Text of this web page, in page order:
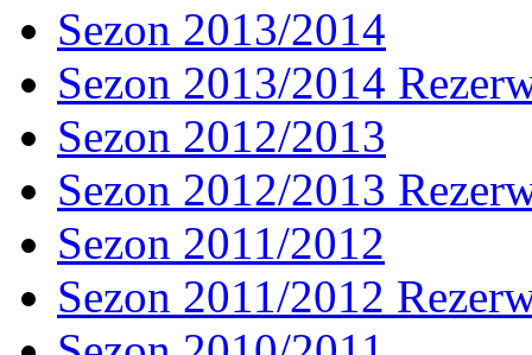
Sezon 2013/2014
Sezon 2013/2014
Sezon 2012/2013
Sezon 2012/2013
Sezon 2011/2012
Sezon 2011/2012